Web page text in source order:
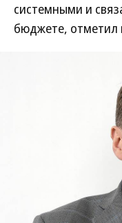
системными и
бюджете, отметил